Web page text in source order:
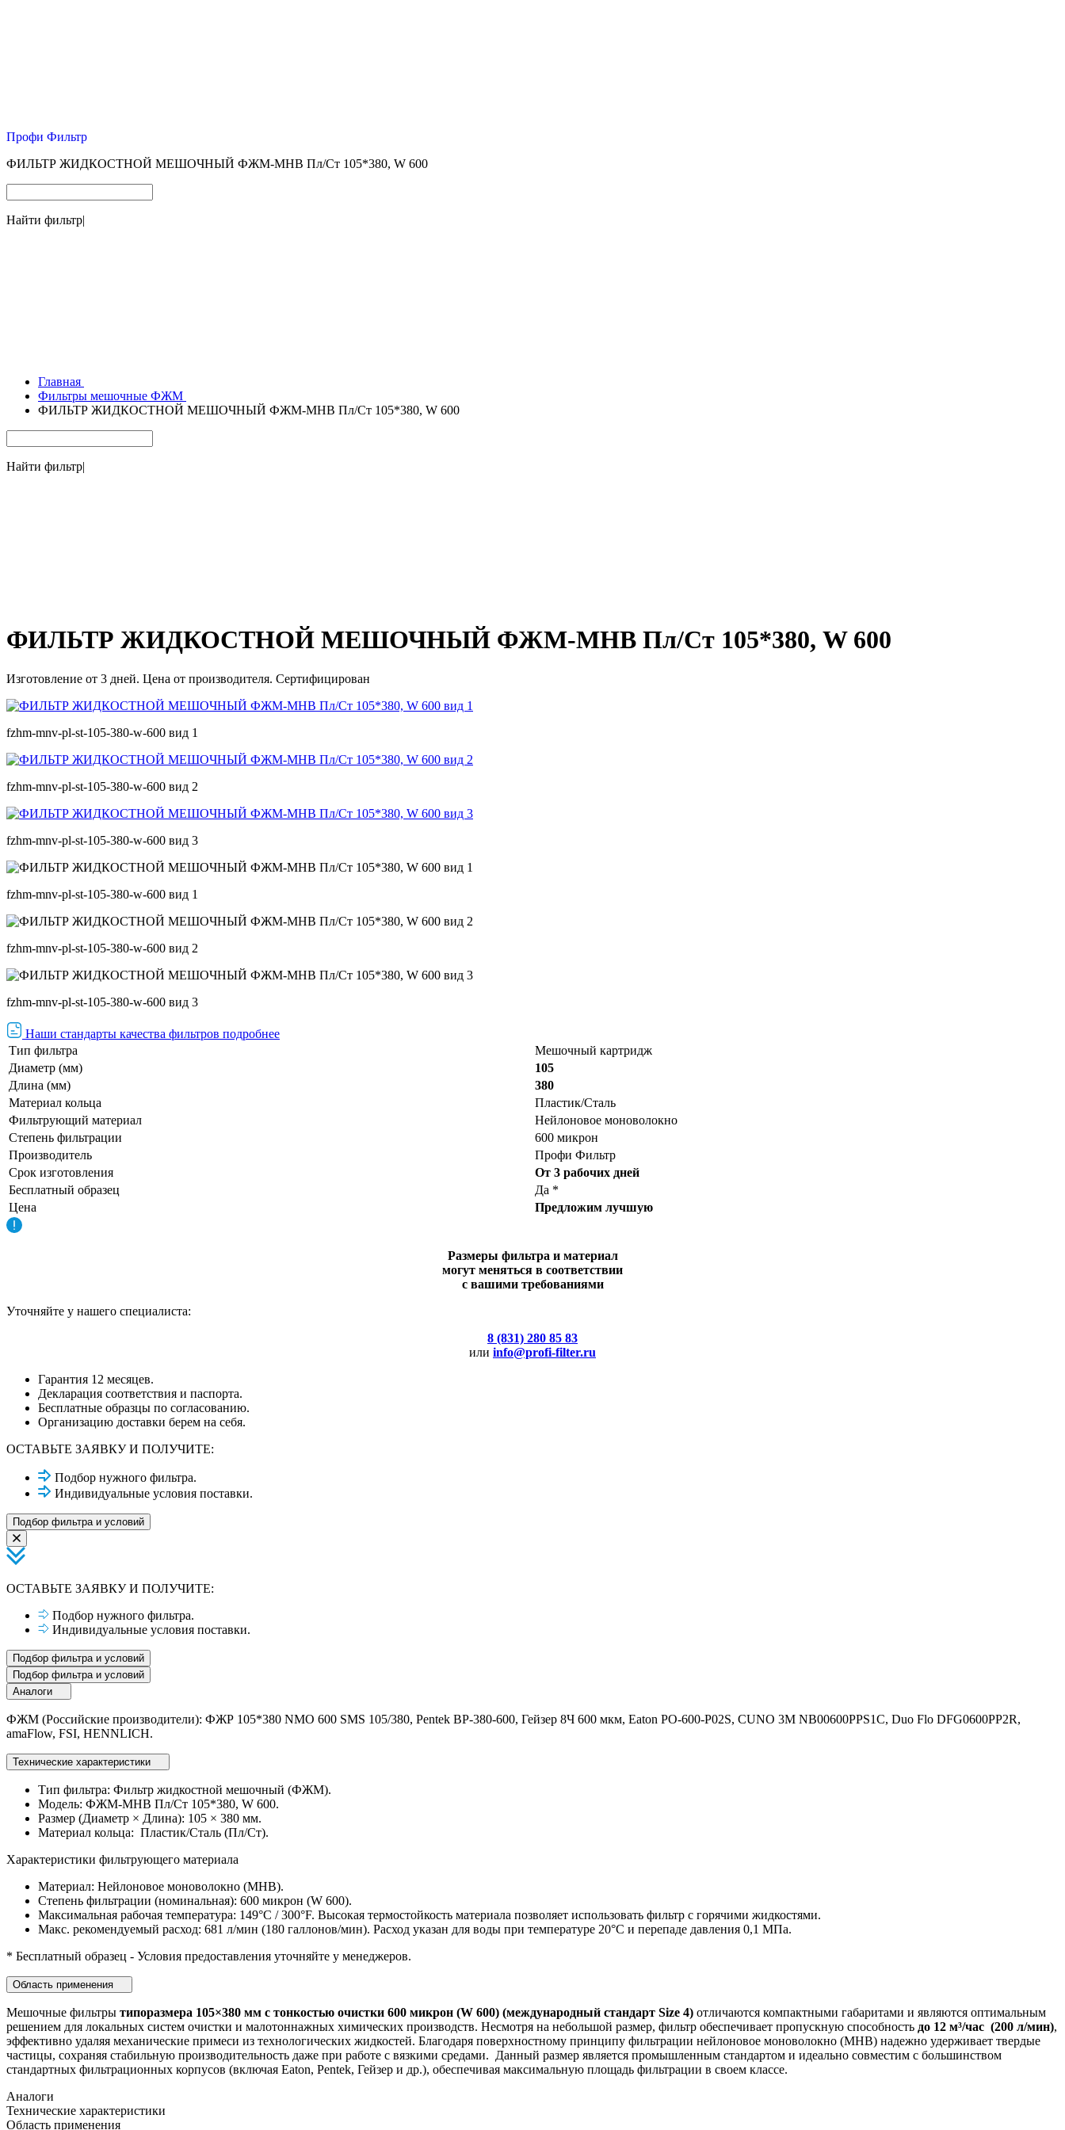
Профи Фильтр
ФИЛЬТР ЖИДКОСТНОЙ МЕШОЧНЫЙ ФЖМ-МНВ Пл/Ст 105*380, W 600
Найти фильтр|
Главная
Фильтры мешочные ФЖМ
ФИЛЬТР ЖИДКОСТНОЙ МЕШОЧНЫЙ ФЖМ-МНВ Пл/Ст 105*380, W 600
Найти фильтр|
ФИЛЬТР ЖИДКОСТНОЙ МЕШОЧНЫЙ ФЖМ-МНВ Пл/Ст 105*380, W 600
Изготовление от 3 дней. Цена от производителя. Сертифицирован
fzhm-mnv-pl-st-105-380-w-600 вид 1
fzhm-mnv-pl-st-105-380-w-600 вид 2
fzhm-mnv-pl-st-105-380-w-600 вид 3
fzhm-mnv-pl-st-105-380-w-600 вид 1
fzhm-mnv-pl-st-105-380-w-600 вид 2
fzhm-mnv-pl-st-105-380-w-600 вид 3
Наши стандарты качества фильтров подробнее
Тип фильтра
Мешочный картридж
Диаметр (мм)
105
Длина (мм)
380
Материал кольца
Пластик/Сталь
Фильтрующий материал
Нейлоновое моноволокно
Степень фильтрации
600 микрон
Производитель
Профи Фильтр
Срок изготовления
От 3 рабочих дней
Бесплатный образец
Да *
Цена
Предложим лучшую
Размеры фильтра и материал
могут меняться в соответствии
с вашими требованиями
Уточняйте у нашего специалиста:
8 (831) 280 85 83
или info@profi-filter.ru
Гарантия 12 месяцев.
Декларация соответствия и паспорта.
Бесплатные образцы по согласованию.
Организацию доставки берем на себя.
ОСТАВЬТЕ ЗАЯВКУ И ПОЛУЧИТЕ:
Подбор нужного фильтра.
Индивидуальные условия поставки.
Подбор фильтра и условий
ОСТАВЬТЕ ЗАЯВКУ И ПОЛУЧИТЕ:
Подбор нужного фильтра.
Индивидуальные условия поставки.
Подбор фильтра и условий
Подбор фильтра и условий
Аналоги
ФЖМ (Российские производители): ФЖР 105*380 NMO 600 SMS 105/380, Pentek BP-380-600, Гейзер 8Ч 600 мкм, Eaton PO-600-P02S, CUNO 3M NB00600PPS1C, Duo Flo DFG0600PP2R,
amaFlow, FSI, HENNLICH.
Технические характеристики
Тип фильтра: Фильтр жидкостной мешочный (ФЖМ).
Модель: ФЖМ-МНВ Пл/Ст 105*380, W 600.
Размер (Диаметр × Длина): 105 × 380 мм.
Материал кольца: Пластик/Сталь (Пл/Ст).
Характеристики фильтрующего материала
Материал: Нейлоновое моноволокно (МНВ).
Степень фильтрации (номинальная): 600 микрон (W 600).
Максимальная рабочая температура: 149°C / 300°F. Высокая термостойкость материала позволяет использовать фильтр с горячими жидкостями.
Макс. рекомендуемый расход: 681 л/мин (180 галлонов/мин). Расход указан для воды при температуре 20°C и перепаде давления 0,1 МПа.
* Бесплатный образец - Условия предоставления уточняйте у менеджеров.
Область применения
Мешочные фильтры типоразмера 105×380 мм с тонкостью очистки 600 микрон (W 600) (международный стандарт Size 4) отличаются компактными габаритами и являются оптимальным
решением для локальных систем очистки и малотоннажных химических производств. Несмотря на небольшой размер, фильтр обеспечивает пропускную способность до 12 м³/час (200 л/мин),
эффективно удаляя механические примеси из технологических жидкостей. Благодаря поверхностному принципу фильтрации нейлоновое моноволокно (МНВ) надежно удерживает твердые
частицы, сохраняя стабильную производительность даже при работе с вязкими средами. Данный размер является промышленным стандартом и идеально совместим с большинством
стандартных фильтрационных корпусов (включая Eaton, Pentek, Гейзер и др.), обеспечивая максимальную площадь фильтрации в своем классе.
Аналоги
Технические характеристики
Область применения